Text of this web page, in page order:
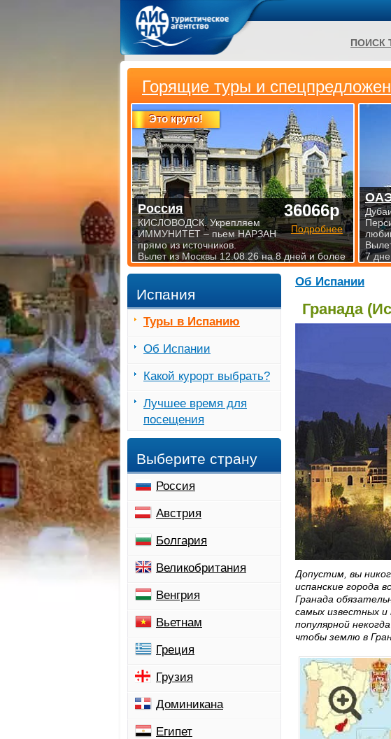
Об Испании
Гранада
Допустим, вы
испанские города
Гранада
самых известных
популярной
чтобы землю в
Испания
Туры в Испанию
Об Испании
Какой курорт выбрать?
Лучшее время для
посещения
Выберите страну
Россия
Австрия
Болгария
Великобритания
Венгрия
Вьетнам
Греция
Грузия
Доминикана
Египет
Горящие туры и
Это круто!
36066р
Подробнее
Россия
КИСЛОВОДСК. Укрепляем
ИММУНИТЕТ – пьем НАРЗАН
прямо из источников.
Вылет из Москвы 12.08.26 на 8 дней и более
7
ПОИСК